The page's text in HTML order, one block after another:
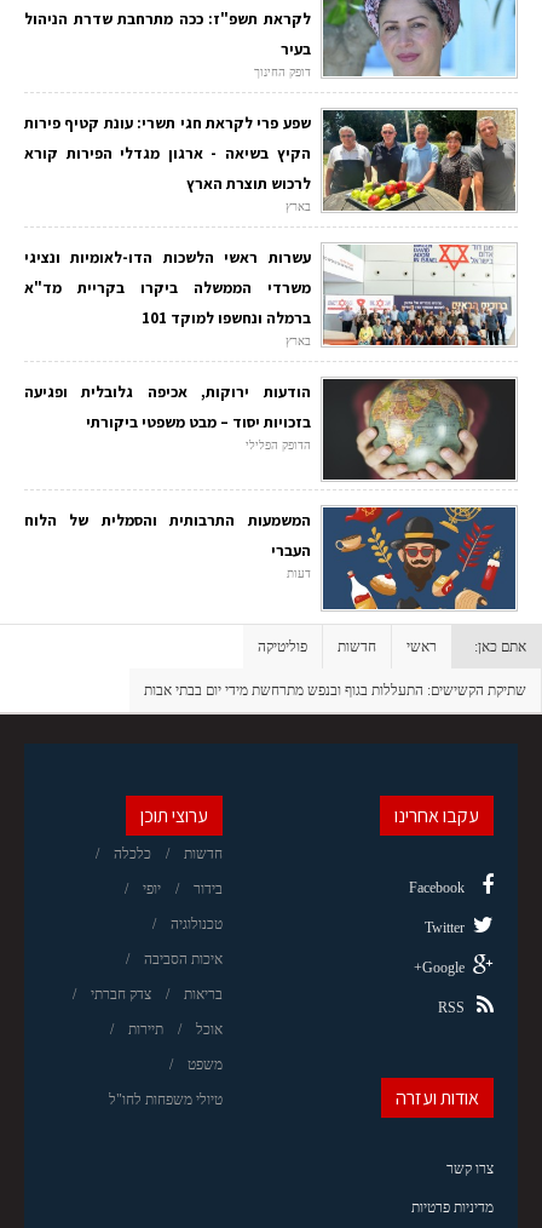
לקראת תשפ"ז: ככה מתרחבת שדרת הניהול
בעיר
דופק החינוך
שפע פרי לקראת חגי תשרי: עונת קטיף פירות
הקיץ בשיאה - ארגון מגדלי הפירות קורא
לרכוש תוצרת הארץ
בארץ
עשרות ראשי הלשכות הדו-לאומיות ונציגי
משרדי הממשלה ביקרו בקריית מד"א
ברמלה ונחשפו למוקד 101
בארץ
הודעות ירוקות, אכיפה גלובלית ופגיעה
בזכויות יסוד – מבט משפטי ביקורתי
הדופק הפלילי
המשמעות התרבותית והסמלית של הלוח
העברי
דעות
אתם כאן: ראשי חדשות פוליטיקה
שתיקת הקשישים: התעללות בגוף ובנפש מתרחשת מידי יום בבתי אבות
ערוצי תוכן
חדשות כלכלה
בידור יופי
טכנולוגיה
איכות הסביבה
בריאות צדק חברתי
אוכל תיירות
משפט
טיולי משפחות לחו"ל
עקבו אחרינו
Facebook
Twitter
Google+
RSS
אודות ועזרה
צרו קשר
מדיניות פרטיות